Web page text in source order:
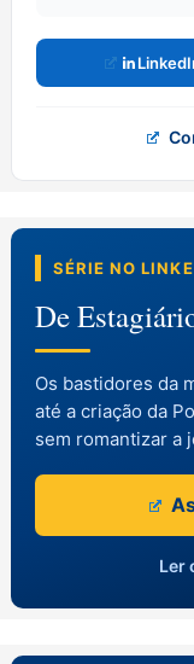
SÉRIE NO
De
Os bastidores da
até a criação da
sem romantizar a
Ler